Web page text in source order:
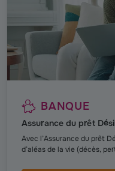
BANQUE
Assurance du prêt
Avec l’Assurance du prêt
d’aléas de la vie (décès,